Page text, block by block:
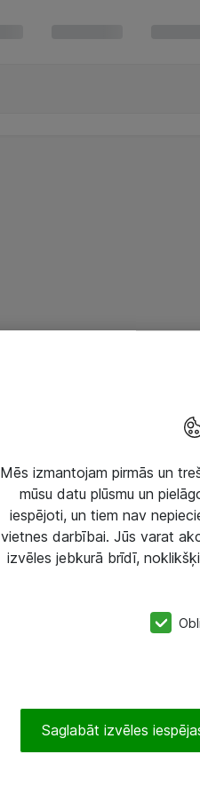
Mēs izmantojam pirmās un
mūsu datu plūsmu un
iespējoti, un tiem nav
vietnes darbībai. Jūs varat
izvēles jebkurā brīdī,
Saglabāt izvēles